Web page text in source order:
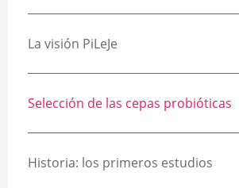
La visión PiLeJe
Selección de las cepas probióticas
Historia: los primeros estudios